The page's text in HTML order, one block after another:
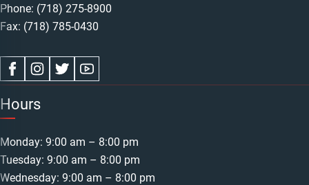
Phone: (718) 275-8900
Fax: (718) 785-0430
Hours
Monday: 9:00 am – 8:00 pm
Tuesday: 9:00 am – 8:00 pm
Wednesday: 9:00 am – 8:00 pm